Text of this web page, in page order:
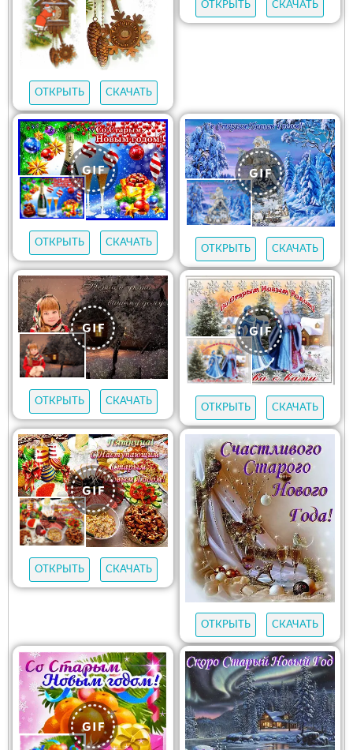
ОТКРЫТЬ СКАЧАТЬ
ОТКРЫТЬ СКАЧАТЬ
ОТКРЫТЬ СКАЧАТЬ
ОТКРЫТЬ СКАЧАТЬ
ОТКРЫТЬ СКАЧАТЬ
ОТКРЫТЬ СКАЧАТЬ
ОТКРЫТЬ СКАЧАТЬ
ОТКРЫТЬ СКАЧАТЬ